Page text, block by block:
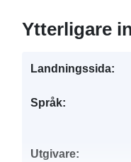
Ytterligare
Landningssida:
Språk:
Utgivare: